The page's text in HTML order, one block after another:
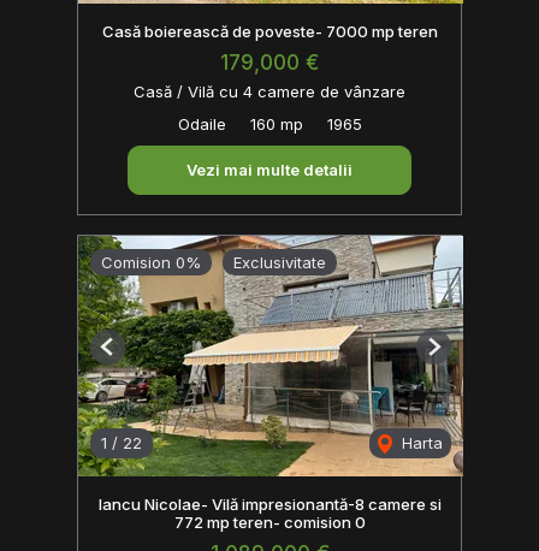
Casă boierească de poveste- 7000 mp teren
179,000 €
Casă / Vilă cu 4 camere de vânzare
Odaile
160 mp 1965
Vezi mai multe detalii
Comision 0% Exclusivitate
1 / 22 Harta
Previous Next
Iancu Nicolae- Vilă impresionantă-8 camere si
772 mp teren- comision 0